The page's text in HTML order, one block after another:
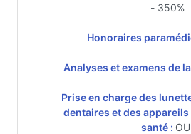
- 350%
Honoraires
Analyses et examens de
Prise en charge des
dentaires et des
santé :